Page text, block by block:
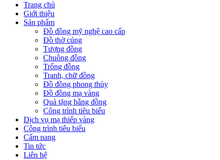
Trang chủ
Giới thiệu
Sản phẩm
Đồ đồng mỹ nghệ cao cấp
Đồ thờ cúng
Tượng đồng
Chuông đồng
Trống đồng
Tranh, chữ đồng
Đồ đồng phong thủy
Đồ đồng mạ vàng
Quà tặng bằng đồng
Công trình tiêu biểu
Dịch vụ mạ thiếp vàng
Công trình tiêu biểu
Cẩm nang
Tin tức
Liên hệ